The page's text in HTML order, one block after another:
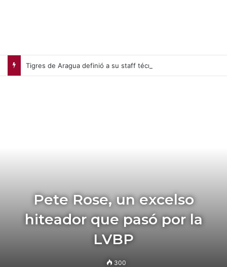
Pete Rose, un excelso
hiteador que pasó por la
LVBP
300